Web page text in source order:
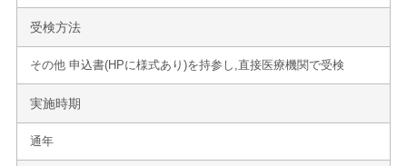
受検方法
その他 申込書(HPに様式あり)を持参し,直接医療機関で受検
実施時期
通年